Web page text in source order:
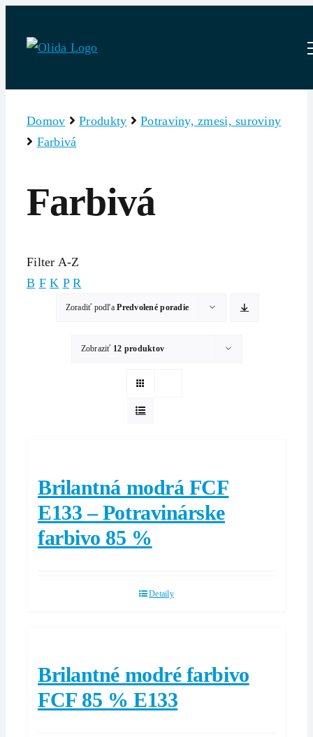
content
Domov Produkty
Potraviny, zmesi, suroviny
Farbivá
Farbivá
Filter A-Z
B F K P R
Zoradiť podľaPredvolené poradie
Zobraziť 12 produktov
Brilantná modrá FCF
E133 – Potravinárske
farbivo 85 %
Detaily
Brilantné modré farbivo
FCF 85 % E133